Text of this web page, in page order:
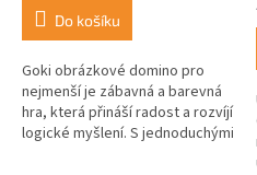
Do košíku
Goki obrázkové domino pro
nejmenší je zábavná a barevná
hra, která přináší radost a rozvíjí
logické myšlení. S jednoduchými